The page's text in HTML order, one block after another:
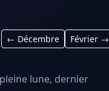
← Décembre Février →
lune, dernier